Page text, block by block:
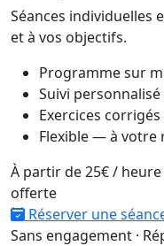
Séances individuelles
et à vos objectifs.
Programme sur
Suivi
Exercices
Flexible — à votre
À partir de25€/ heure
offerte
Réserver une
Sans engagement ·